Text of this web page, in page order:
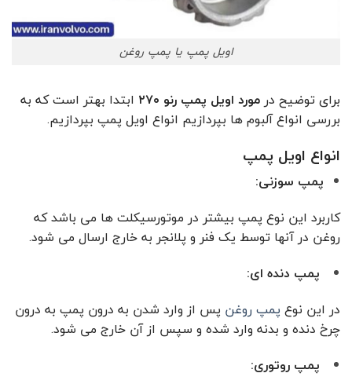
اویل پمپ یا پمپ روغن
برای توضیح در مورد اویل پمپ رنو ۲۷۰
ابتدا بهتر است که به
بررسی انواع آلبوم ها بپردازیم انواع اویل پمپ بپردازیم.
انواع اویل پمپ
پمپ سوزنی:
کاربرد این نوع پمپ بیشتر در موتورسیکلت ها می باشد که
روغن در آنها توسط یک فنر و پلانجر به خارج ارسال می ‌شود.
پمپ دنده ای:
در این نوع پمپ روغن پس از وارد شدن به درون پمپ به درون
چرخ دنده و بدنه وارد شده و سپس از آن خارج می شود.
پمپ روتوری: